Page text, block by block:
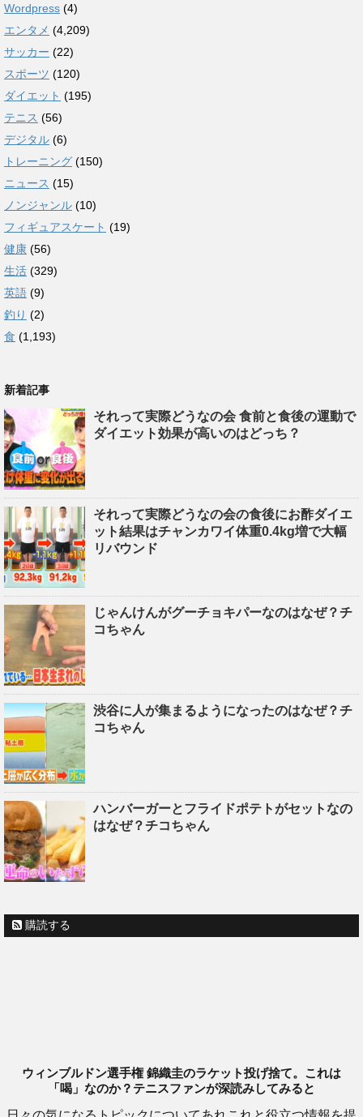
Wordpress (4)
エンタメ (4,209)
サッカー (22)
スポーツ (120)
ダイエット (195)
テニス (56)
デジタル (6)
トレーニング (150)
ニュース (15)
ノンジャンル (10)
フィギュアスケート (19)
健康 (56)
生活 (329)
英語 (9)
釣り (2)
食 (1,193)
新着記事
それって実際どうなの会 食前と食後の運動で
ダイエット効果が高いのはどっち？
それって実際どうなの会の食後にお酢ダイエ
ット結果はチャンカワイ体重0.4kg増で大幅
リバウンド
じゃんけんがグーチョキパーなのはなぜ？チ
コちゃん
渋谷に人が集まるようになったのはなぜ？チ
コちゃん
ハンバーガーとフライドポテトがセットなの
はなぜ？チコちゃん
購読する
ウィンブルドン選手権 錦織圭のラケット投げ捨て。これは
「喝」なのか？テニスファンが深読みしてみると